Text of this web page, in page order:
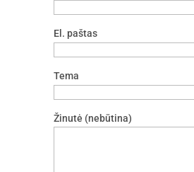
El. paštas
Tema
Žinutė (nebūtina)